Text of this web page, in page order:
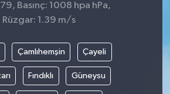
Basınç: 1008 hpa hPa,
Rüzgar: 1.39 m/s
Çamlıhemşin Çayeli
Fındıklı Güneysu